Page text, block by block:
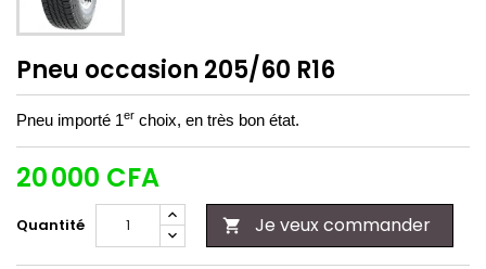
Pneu occasion 205/60 R16
Pneu importé 1er choix, en très bon état.
20 000 CFA
Quantité  Je veux commander